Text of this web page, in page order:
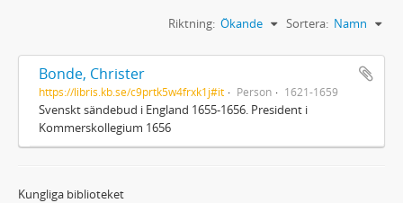
Sortera: Namn
Riktning: Ökande
Bonde, Christer
https://libris.kb.se/c9prtk5w4frxk1j#it Person 1621-1659
Svenskt sändebud i England 1655-1656. President i
Kommerskollegium 1656
Kungliga biblioteket